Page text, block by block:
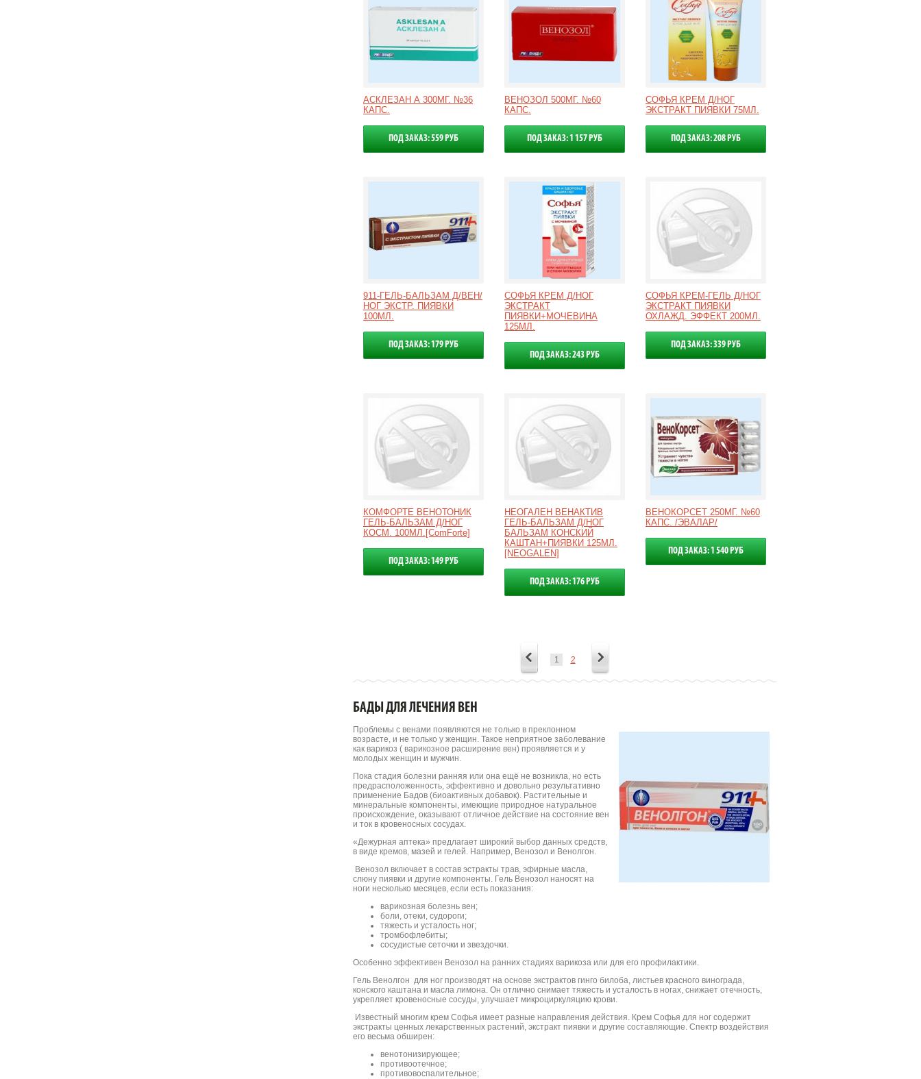
АСКЛЕЗАН А 300МГ. №36
КАПС.
ПОД ЗАКАЗ: 559 РУБ
ВЕНОЗОЛ 500МГ. №60
КАПС.
ПОД ЗАКАЗ: 1 157 РУБ
СОФЬЯ КРЕМ Д/НОГ
ЭКСТРАКТ ПИЯВКИ 75МЛ.
ПОД ЗАКАЗ: 208 РУБ
911-ГЕЛЬ-БАЛЬЗАМ Д/ВЕН/
НОГ ЭКСТР. ПИЯВКИ
100МЛ.
ПОД ЗАКАЗ: 179 РУБ
СОФЬЯ КРЕМ Д/НОГ
ЭКСТРАКТ
ПИЯВКИ+МОЧЕВИНА
125МЛ.
ПОД ЗАКАЗ: 243 РУБ
СОФЬЯ КРЕМ-ГЕЛЬ Д/НОГ
ЭКСТРАКТ ПИЯВКИ
ОХЛАЖД. ЭФФЕКТ 200МЛ.
ПОД ЗАКАЗ: 339 РУБ
КОМФОРТЕ ВЕНОТОНИК
ГЕЛЬ-БАЛЬЗАМ Д/НОГ
КОСМ. 100МЛ.[ComForte]
ПОД ЗАКАЗ: 149 РУБ
НЕОГАЛЕН ВЕНАКТИВ
ГЕЛЬ-БАЛЬЗАМ Д/НОГ
БАЛЬЗАМ КОНСКИЙ
КАШТАН+ПИЯВКИ 125МЛ.
[NEOGALEN]
ПОД ЗАКАЗ: 176 РУБ
ВЕНОКОРСЕТ 250МГ. №60
КАПС. /ЭВАЛАР/
ПОД ЗАКАЗ: 1 540 РУБ
1 2
БАДЫ ДЛЯ ЛЕЧЕНИЯ ВЕН
Проблемы с венами появляются не только в преклонном
возрасте, и не только у женщин. Такое неприятное заболевание
как варикоз ( варикозное расширение вен) проявляется и у
молодых женщин и мужчин.
Пока стадия болезни ранняя или она ещё не возникла, но есть
предрасположенность, эффективно и довольно результативно
применение Бадов (биоактивных добавок). Растительные и
минеральные компоненты, имеющие природное натуральное
происхождение, оказывают отличное действие на состояние вен
и ток в кровеносных сосудах.
«Дежурная аптека» предлагает широкий выбор данных средств,
в виде кремов, мазей и гелей. Например, Венозол и Венолгон.
Венозол включает в состав эстракты трав, эфирные масла,
слюну пиявки и другие компоненты. Гель Венозол наносят на
ноги несколько месяцев, если есть показания:
варикозная болезнь вен;
боли, отеки, судороги;
тяжесть и усталость ног;
тромбофлебиты;
сосудистые сеточки и звездочки.
Особенно эффективен Венозол на ранних стадиях варикоза или для его профилактики.
Гель Венолгон для ног производят на основе экстрактов гинго билоба, листьев красного винограда,
конского каштана и масла лимона. Он отлично снимает тяжесть и усталость в ногах, снижает отечность,
укрепляет кровеносные сосуды, улучшает микроциркуляцию крови.
Известный многим крем Софья имеет разные направления действия. Крем Софья для ног содержит
экстракты ценных лекарственных растений, экстракт пиявки и другие составляющие. Спектр воздействия
его весьма обширен:
венотонизирующее;
противоотечное;
противовоспалительное;